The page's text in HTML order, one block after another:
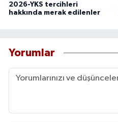
2026-YKS tercihleri
hakkında merak edilenler
Yorumlar